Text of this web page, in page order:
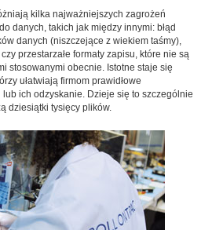
kilka najważniejszych zagrożeń
danych, takich jak między innymi: błąd
danych (niszczejące z wiekiem taśmy),
przestarzałe formaty zapisu, które nie są
stosowanymi obecnie. Istotne staje się
ułatwiają firmom prawidłowe
ich odzyskanie. Dzieje się to szczególnie
dziesiątki tysięcy plików.